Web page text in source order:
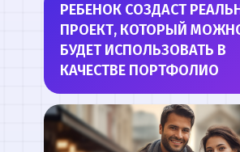
РЕБЕНОК СОЗДАСТ
ПРОЕКТ, КОТОРЫЙ
БУДЕТ ИСПОЛЬЗОВАТЬ В
КАЧЕСТВЕ ПОРТФОЛИО